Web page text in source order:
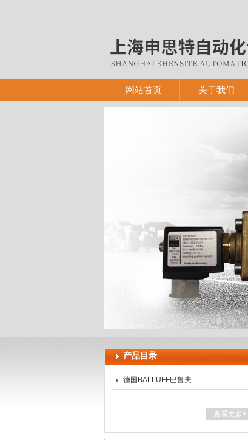
上海申思特自动化设备有限公司
网站首页 关于我们
产品目录
德国BALLUFF巴鲁夫
查看更多+